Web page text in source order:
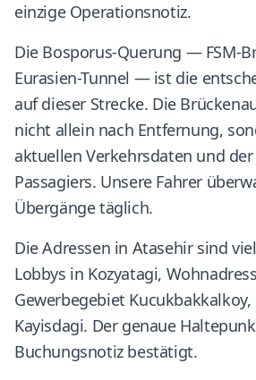
einzige Operationsnotiz.
Die Bosporus-Querung — FSM-
Eurasien-Tunnel — ist die
auf dieser Strecke. Die
nicht allein nach Entfernung,
aktuellen Verkehrsdaten und
Passagiers. Unsere Fahrer
Übergänge täglich.
Die Adressen in Atasehir sind
Lobbys in Kozyatagi,
Gewerbegebiet
Kayisdagi. Der genaue
Buchungsnotiz bestätigt.